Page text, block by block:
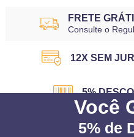
FRETE
Consulte o
12X SEM
5%
Você
5% de